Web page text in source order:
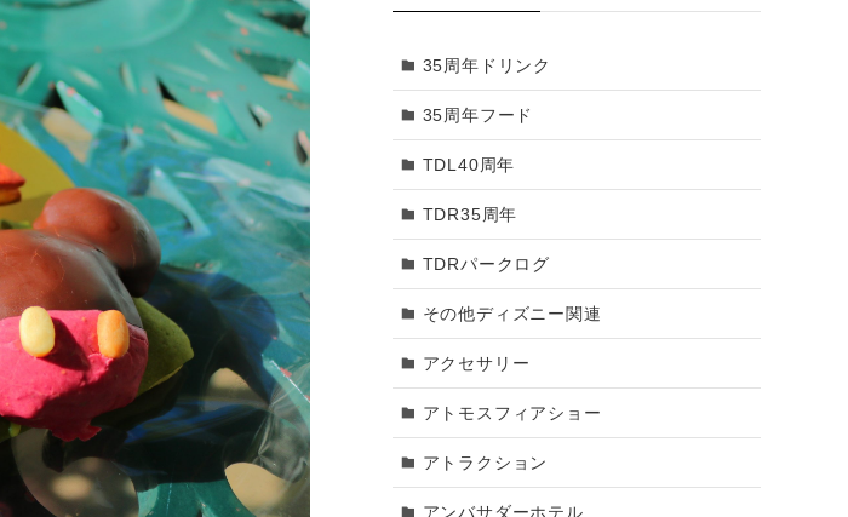
2018年2月
2018年1月
2017年12月
2017年11月
2017年10月
2017年9月
2017年8月
2017年7月
2017年6月
35周年ドリンク
35周年フード
TDL40周年
TDR35周年
TDRパークログ
その他ディズニー関連
アクセサリー
アトモスフィアショー
アトラクション
アンバサダーホテル